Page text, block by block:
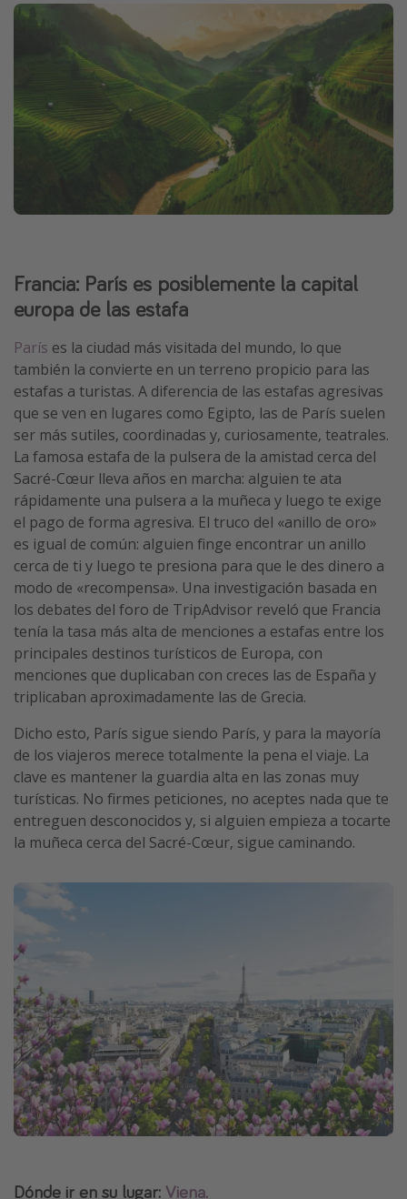
Francia: París es posiblemente la capital
europa de las estafa
París es la ciudad más visitada del mundo, lo que
también la convierte en un terreno propicio para las
estafas a turistas. A diferencia de las estafas agresivas
que se ven en lugares como Egipto, las de París suelen
ser más sutiles, coordinadas y, curiosamente, teatrales.
La famosa estafa de la pulsera de la amistad cerca del
Sacré-Cœur lleva años en marcha: alguien te ata
rápidamente una pulsera a la muñeca y luego te exige
el pago de forma agresiva. El truco del «anillo de oro»
es igual de común: alguien finge encontrar un anillo
cerca de ti y luego te presiona para que le des dinero a
modo de «recompensa». Una investigación basada en
los debates del foro de TripAdvisor reveló que Francia
tenía la tasa más alta de menciones a estafas entre los
principales destinos turísticos de Europa, con
menciones que duplicaban con creces las de España y
triplicaban aproximadamente las de Grecia.
Dicho esto, París sigue siendo París, y para la mayoría
de los viajeros merece totalmente la pena el viaje. La
clave es mantener la guardia alta en las zonas muy
turísticas. No firmes peticiones, no aceptes nada que te
entreguen desconocidos y, si alguien empieza a tocarte
la muñeca cerca del Sacré-Cœur, sigue caminando.
Dónde ir en su lugar: Viena.